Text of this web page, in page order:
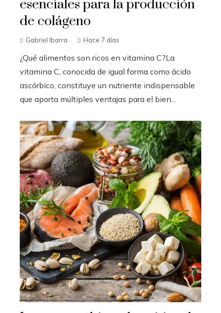
esenciales para la producción
de colágeno
Gabriel Ibarra Hace 7 días
¿Qué alimentos son ricos en vitamina C?La
vitamina C, conocida de igual forma como ácido
ascórbico, constituye un nutriente indispensable
que aporta múltiples ventajas para el bien...